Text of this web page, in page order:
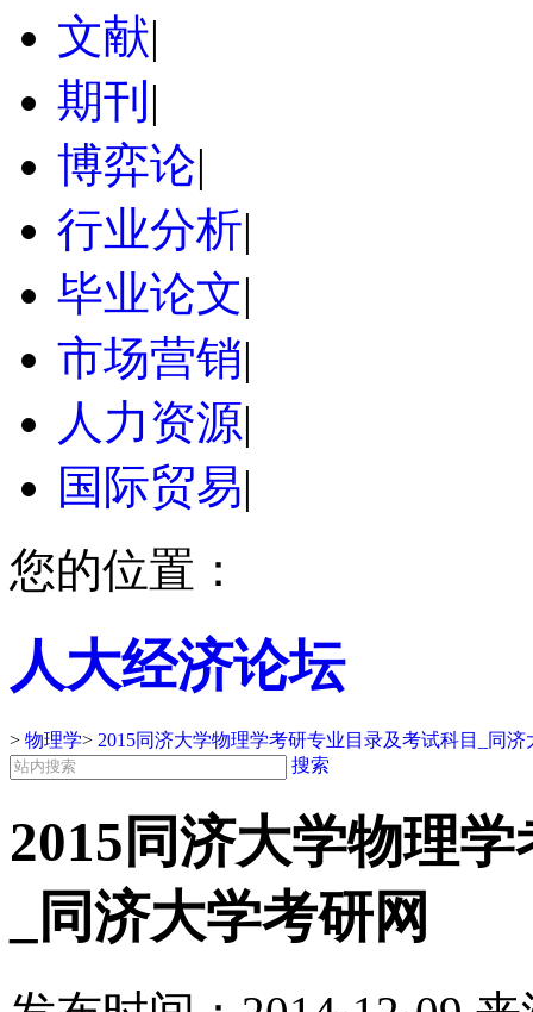
文献|
期刊 |
博弈论|
行业分析|
毕业论文|
市场营销|
人力资源|
国际贸易|
您的位置：
人大经济论坛
> 物理学> 2015同济大学物理学考研专业目录及考试科目_同济
搜索
2015同济大学物理
_同济大学考研网